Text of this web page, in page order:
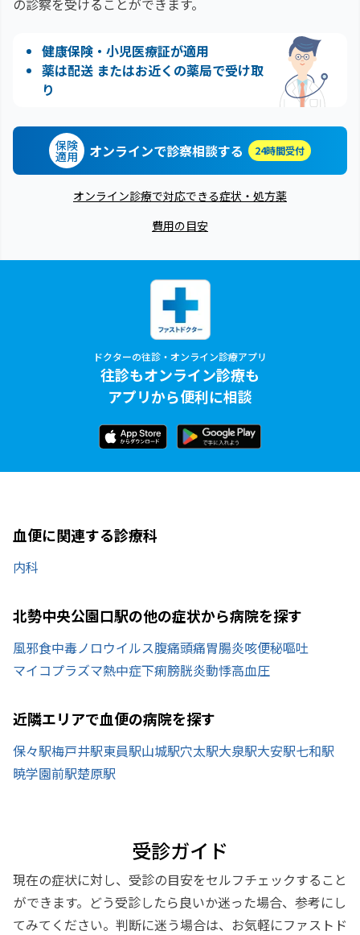
の診察を受けることができます。
健康保険・小児医療証が適用
薬は配送 またはお近くの薬局で受け取
り
保険
適用 オンラインで診察相談する 24時間受付
オンライン診療で対応できる症状・処方薬
費用の目安
ドクターの往診・オンライン診療アプリ
往診もオンライン診療も
アプリから便利に相談
血便に関連する診療科
内科
北勢中央公園口駅の他の症状から病院を探す
風邪食中毒ノロウイルス腹痛頭痛胃腸炎咳便秘嘔吐
マイコプラズマ熱中症下痢膀胱炎動悸高血圧
近隣エリアで血便の病院を探す
保々駅梅戸井駅東員駅山城駅穴太駅大泉駅大安駅七和駅
暁学園前駅楚原駅
受診ガイド
現在の症状に対し、受診の目安をセルフチェックすること
ができます。どう受診したら良いか迷った場合、参考にし
てみてください。判断に迷う場合は、お気軽にファストド